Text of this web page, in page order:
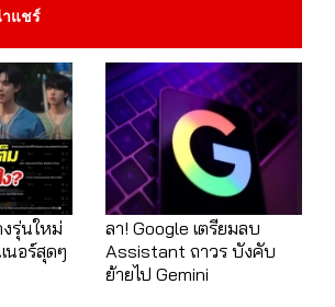
าแชร์
รุ่นใหม่
นอร์สุดๆ
ลา! Google เตรียมลบ
Assistant ถาวร บังคับ
ย้ายไป Gemini